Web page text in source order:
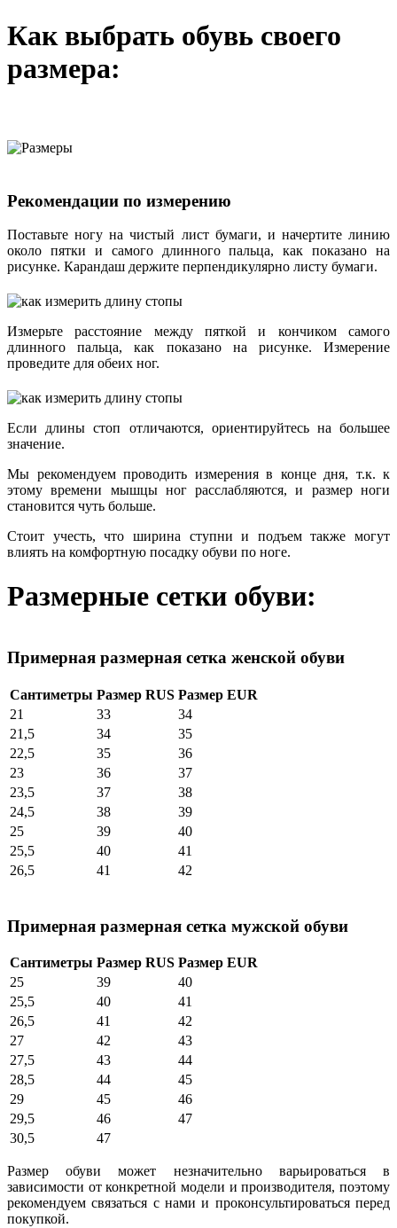
Как выбрать обувь своего
размера:
Рекомендации по измерению
Поставьте ногу на чистый лист бумаги, и начертите линию
около пятки и самого длинного пальца, как показано на
рисунке. Карандаш держите перпендикулярно листу бумаги.
Измерьте расстояние между пяткой и кончиком самого
длинного пальца, как показано на рисунке. Измерение
проведите для обеих ног.
Если длины стоп отличаются, ориентируйтесь на большее
значение.
Мы рекомендуем проводить измерения в конце дня, т.к. к
этому времени мышцы ног расслабляются, и размер ноги
становится чуть больше.
Стоит учесть, что ширина ступни и подъем также могут
влиять на комфортную посадку обуви по ноге.
Размерные сетки обуви:
Примерная размерная сетка женской обуви
Сантиметры Размер RUS Размер EUR
21
33
34
21,5
34
35
22,5
35
36
23
36
37
23,5
37
38
24,5
38
39
25
39
40
25,5
40
41
26,5
41 42
Примерная размерная сетка мужской обуви
Сантиметры Размер RUS Размер EUR
25
39
40
25,5
40
41
26,5
41
42
27
42
43
27,5
43
44
28,5
44
45
29
45
46
29,5
46
47
30,5
47
Размер обуви может незначительно варьироваться в
зависимости от конкретной модели и производителя, поэтому
рекомендуем связаться с нами и проконсультироваться перед
покупкой.